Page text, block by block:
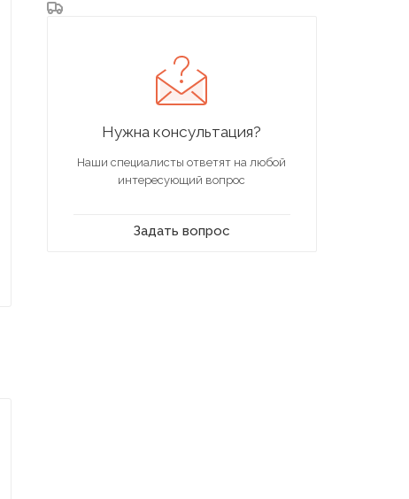
Нужна консультация?
Наши специалисты ответят на любой
интересующий вопрос
Задать вопрос